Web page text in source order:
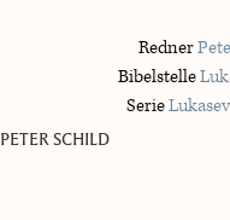
Redner
Bibelstelle
Serie
PETER SCHILD